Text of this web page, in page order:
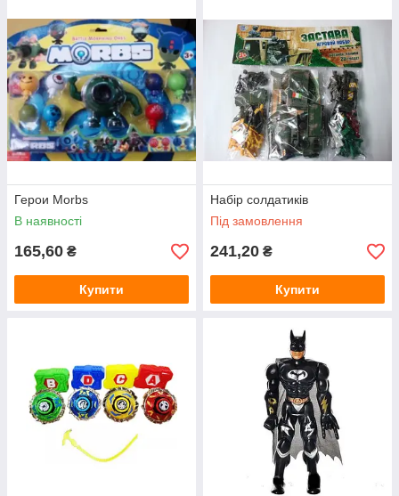
Герои Morbs
В наявності
165,60 ₴
Купити
Набір солдатиків
Під замовлення
241,20 ₴
Купити